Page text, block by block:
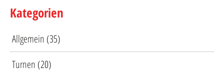
Kategorien
Allgemein (35)
Turnen (20)